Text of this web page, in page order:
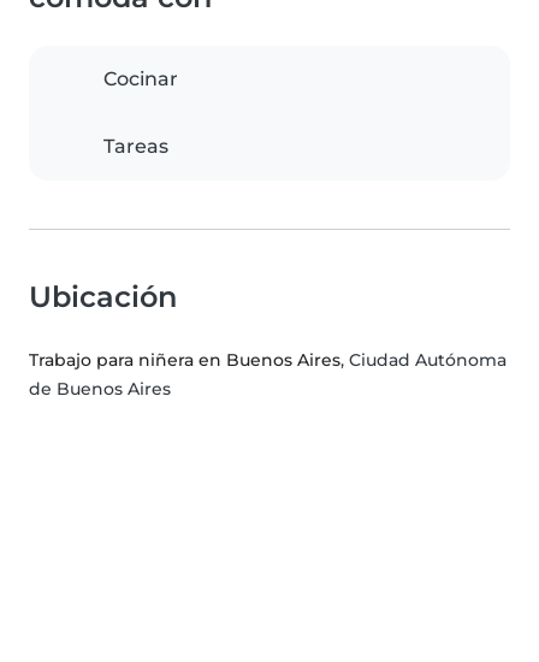
Cocinar
Tareas
Ubicación
Trabajo para niñera en Buenos Aires, Ciudad Autónoma
de Buenos Aires